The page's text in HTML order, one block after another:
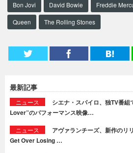
Bon Jovi David Bowie Freddie
Queen The Rolling Stones
最新記事
ニュース
シエナ・スパイロ、独TV番
Lover”のパフォーマンス映像…
ニュース
アヴァランチーズ、新作のリ
Get Over Losing …